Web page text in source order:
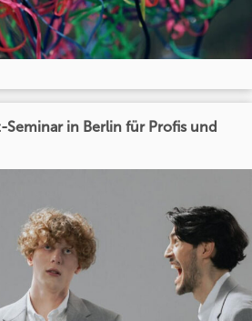
in Berlin für Profis und